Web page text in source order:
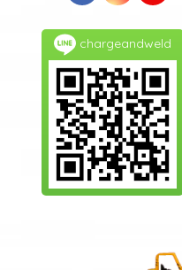
chargeandweld